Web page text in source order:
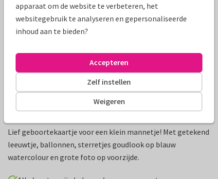
Productinformatie
Lief geboortekaartje voor een klein mannetje! Met getekend
leeuwtje, ballonnen, sterretjes goudlook op blauw
watercolour en grote foto op voorzijde.
apparaat om de website te verbeteren, het
websitegebruik te analyseren en gepersonaliseerde
inhoud aan te bieden?
Weigeren
Zelf instellen
Accepteren